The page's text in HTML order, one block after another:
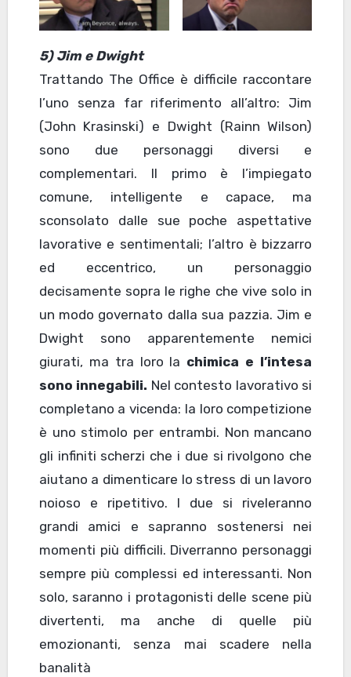
5) Jim e Dwight
Trattando The Office è difficile raccontare
l’uno senza far riferimento all’altro: Jim
(John Krasinski) e Dwight (Rainn Wilson)
sono due personaggi diversi e
complementari. Il primo è l’impiegato
comune, intelligente e capace, ma
sconsolato dalle sue poche aspettative
lavorative e sentimentali; l’altro è bizzarro
ed eccentrico, un personaggio
decisamente sopra le righe che vive solo in
un modo governato dalla sua pazzia. Jim e
Dwight sono apparentemente nemici
giurati, ma tra loro la chimica e l’intesa
sono innegabili. Nel contesto lavorativo si
completano a vicenda: la loro competizione
è uno stimolo per entrambi. Non mancano
gli infiniti scherzi che i due si rivolgono che
aiutano a dimenticare lo stress di un lavoro
noioso e ripetitivo. I due si riveleranno
grandi amici e sapranno sostenersi nei
momenti più difficili. Diverranno personaggi
sempre più complessi ed interessanti. Non
solo, saranno i protagonisti delle scene più
divertenti, ma anche di quelle più
emozionanti, senza mai scadere nella
banalità